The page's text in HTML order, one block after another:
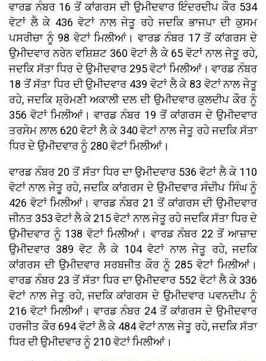
ਵਾਰਡ ਨੰਬਰ 16 ਤੋਂ ਕਾਂਗਰਸ ਦੀ ਉਮੀਦਵਾਰ ਇੰਦਰਦੀਪ ਕੌਰ 534
ਵੋਟਾਂ ਲੈ ਕੇ 436 ਵੋਟਾਂ ਨਾਲ ਜੇਤੂ ਰਹੇ ਜਦਕਿ ਭਾਜਪਾ ਦੀ ਕੁਸਮ
ਪਸਰੀਚਾ ਨੂੰ 98 ਵੋਟਾਂ ਮਿਲੀਆਂ। ਵਾਰਡ ਨੰਬਰ 17 ਤੋਂ ਕਾਂਗਰਸ ਦੇ
ਉਮੀਦਵਾਰ ਨਰੇਨ ਵਸ਼ਿਸ਼ਟ 360 ਵੋਟਾਂ ਲੈ ਕੇ 65 ਵੋਟਾਂ ਨਾਲ ਜੇਤੂ ਰਹੇ,
ਜਦਕਿ ਸੱਤਾ ਧਿਰ ਦੇ ਉਮੀਦਵਾਰ 295 ਵੋਟਾਂ ਮਿਲੀਆਂ। ਵਾਰਡ ਨੰਬਰ
18 ਤੋਂ ਸੱਤਾ ਧਿਰ ਦੀ ਉਮੀਦਵਾਰ 439 ਵੋਟਾਂ ਲੈ ਕੇ 83 ਵੋਟਾਂ ਨਾਲ ਜੇਤੂ
ਰਹੇ, ਜਦਕਿ ਸ਼੍ਰੋਮਣੀ ਅਕਾਲੀ ਦਲ ਦੀ ਉਮੀਦਵਾਰ ਕੁਲਦੀਪ ਕੌਰ ਨੂੰ
356 ਵੋਟਾਂ ਮਿਲੀਆਂ। ਵਾਰਡ ਨੰਬਰ 19 ਤੋਂ ਕਾਂਗਰਸ ਦੇ ਉਮੀਦਵਾਰ
ਤਰਸੇਮ ਲਾਲ 620 ਵੋਟਾਂ ਲੈ ਕੇ 340 ਵੋਟਾਂ ਨਾਲ ਜੇਤੂ ਰਹੇ ਜਦਕਿ ਸੱਤਾ
ਧਿਰ ਦੇ ਉਮੀਦਵਾਰ ਨੂੰ 280 ਵੋਟਾਂ ਮਿਲੀਆਂ।
ਵਾਰਡ ਨੰਬਰ 20 ਤੋਂ ਸੱਤਾ ਧਿਰ ਦਾ ਉਮੀਦਵਾਰ 536 ਵੋਟਾਂ ਲੈ ਕੇ 110
ਵੋਟਾਂ ਨਾਲ ਜੇਤੂ ਰਹੇ, ਜਦਕਿ ਕਾਂਗਰਸ ਦੇ ਉਮੀਦਵਾਰ ਸੰਦੀਪ ਸਿੰਘ ਨੂੰ
426 ਵੋਟਾਂ ਮਿਲੀਆਂ। ਵਾਰਡ ਨੰਬਰ 21 ਤੋਂ ਕਾਂਗਰਸ ਦੀ ਉਮੀਦਵਾਰ
ਜੀਨਤ 353 ਵੋਟਾਂ ਲੈ ਕੇ 215 ਵੋਟਾਂ ਨਾਲ ਜੇਤੂ ਰਹੇ ਜਦਕਿ ਸੱਤਾ ਧਿਰ ਦੇ
ਉਮੀਦਵਾਰ ਨੂੰ 138 ਵੋਟਾਂ ਮਿਲੀਆਂ। ਵਾਰਡ ਨੰਬਰ 22 ਤੋਂ ਆਜ਼ਾਦ
ਉਮੀਦਵਾਰ 389 ਵੋਟ ਲੈ ਕੇ 104 ਵੋਟਾਂ ਨਾਲ ਜੇਤੂ ਰਹੇ, ਜਦਕਿ
ਕਾਂਗਰਸ ਦੀ ਉਮੀਦਵਾਰ ਸਰਬਜੀਤ ਕੌਰ ਨੂੰ 285 ਵੋਟਾਂ ਮਿਲੀਆਂ।
ਵਾਰਡ ਨੰਬਰ 23 ਤੋਂ ਸੱਤਾ ਧਿਰ ਦਾ ਉਮੀਦਵਾਰ 552 ਵੋਟਾਂ ਲੈ ਕੇ 336
ਵੋਟਾਂ ਨਾਲ ਜੇਤੂ ਰਹੇ, ਜਦਕਿ ਕਾਂਗਰਸ ਦੇ ਉਮੀਦਵਾਰ ਪਵਨਦੀਪ ਨੂੰ
216 ਵੋਟਾਂ ਮਿਲੀਆਂ। ਵਾਰਡ ਨੰਬਰ 24 ਤੋਂ ਕਾਂਗਰਸ ਦੇ ਉਮੀਦਵਾਰ
ਹਰਜੀਤ ਕੌਰ 694 ਵੋਟਾਂ ਲੈ ਕੇ 484 ਵੋਟਾਂ ਨਾਲ ਜੇਤੂ ਰਹੇ, ਜਦਕਿ ਸੱਤਾ
ਧਿਰ ਦੀ ਉਮੀਦਵਾਰ ਨੂੰ 210 ਵੋਟਾਂ ਮਿਲੀਆਂ।